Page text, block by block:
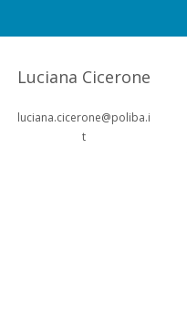
Luciana Cicerone
luciana.cicerone@poliba.i
t